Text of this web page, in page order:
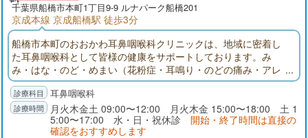
千葉県船橋市本町1丁目9-9 ルナパーク船橋201
京成本線 京成船橋駅 徒歩3分
船橋市本町のおおかわ耳鼻咽喉科クリニックは、地域に密着し
た耳鼻咽喉科として皆様の健康をサポートしております。み
み・はな・のど・めまい（花粉症・耳鳴り・のどの痛み・アレ
ルギー等）についてお困りの時は、お気軽にご相談下さい。
耳鼻咽喉科
月火木金土 09:00〜12:00 月火木金 15:00〜18:00 土 1
5:00〜17:00 水・日・祝休診 開始・終了時間は直接の
確認をおすすめします